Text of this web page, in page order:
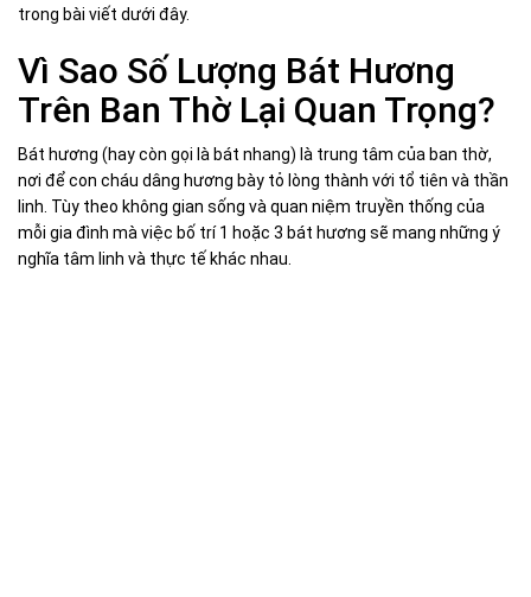
trong bài viết dưới đây.
Vì Sao Số Lượng Bát Hương
Trên Ban Thờ Lại Quan Trọng?
Bát hương (hay còn gọi là bát nhang) là trung tâm của ban thờ,
nơi để con cháu dâng hương bày tỏ lòng thành với tổ tiên và thần
linh. Tùy theo không gian sống và quan niệm truyền thống của
mỗi gia đình mà việc bố trí 1 hoặc 3 bát hương sẽ mang những ý
nghĩa tâm linh và thực tế khác nhau.